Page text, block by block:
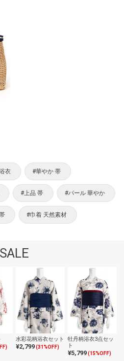
衣 #華やか 帯
#上品 帯 #パール 華やか
#巾着 天然素材
SALE
水彩花柄浴衣セット
¥2,799(31%OFF)
牡丹柄浴衣3点セッ
ト
¥5,799(15%OFF)